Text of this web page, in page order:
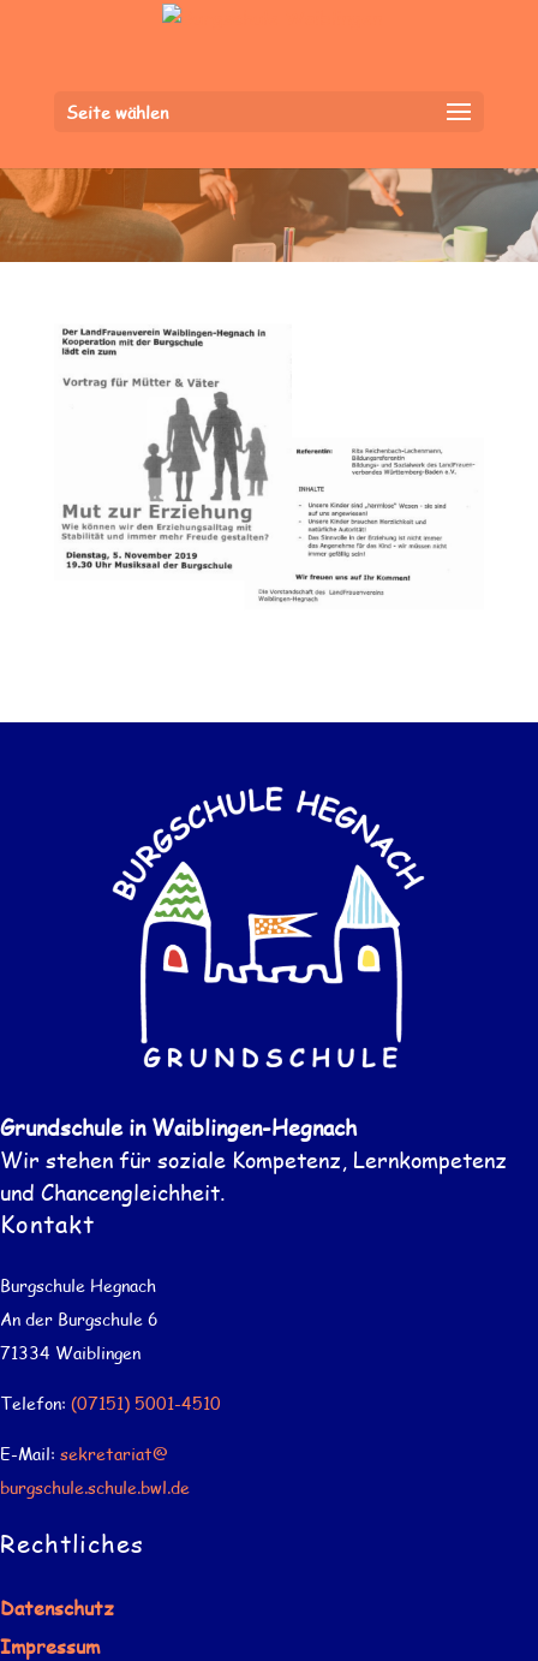
Seite wählen
Grundschule in Waiblingen-Hegnach
Wir stehen für soziale Kompetenz, Lernkompetenz
und Chancengleichheit.
Kontakt
Burgschule Hegnach
An der Burgschule 6
71334 Waiblingen
Telefon: (07151) 5001-4510
E-Mail: sekretariat@
burgschule.schule.bwl.de
Rechtliches
Datenschutz
Impressum